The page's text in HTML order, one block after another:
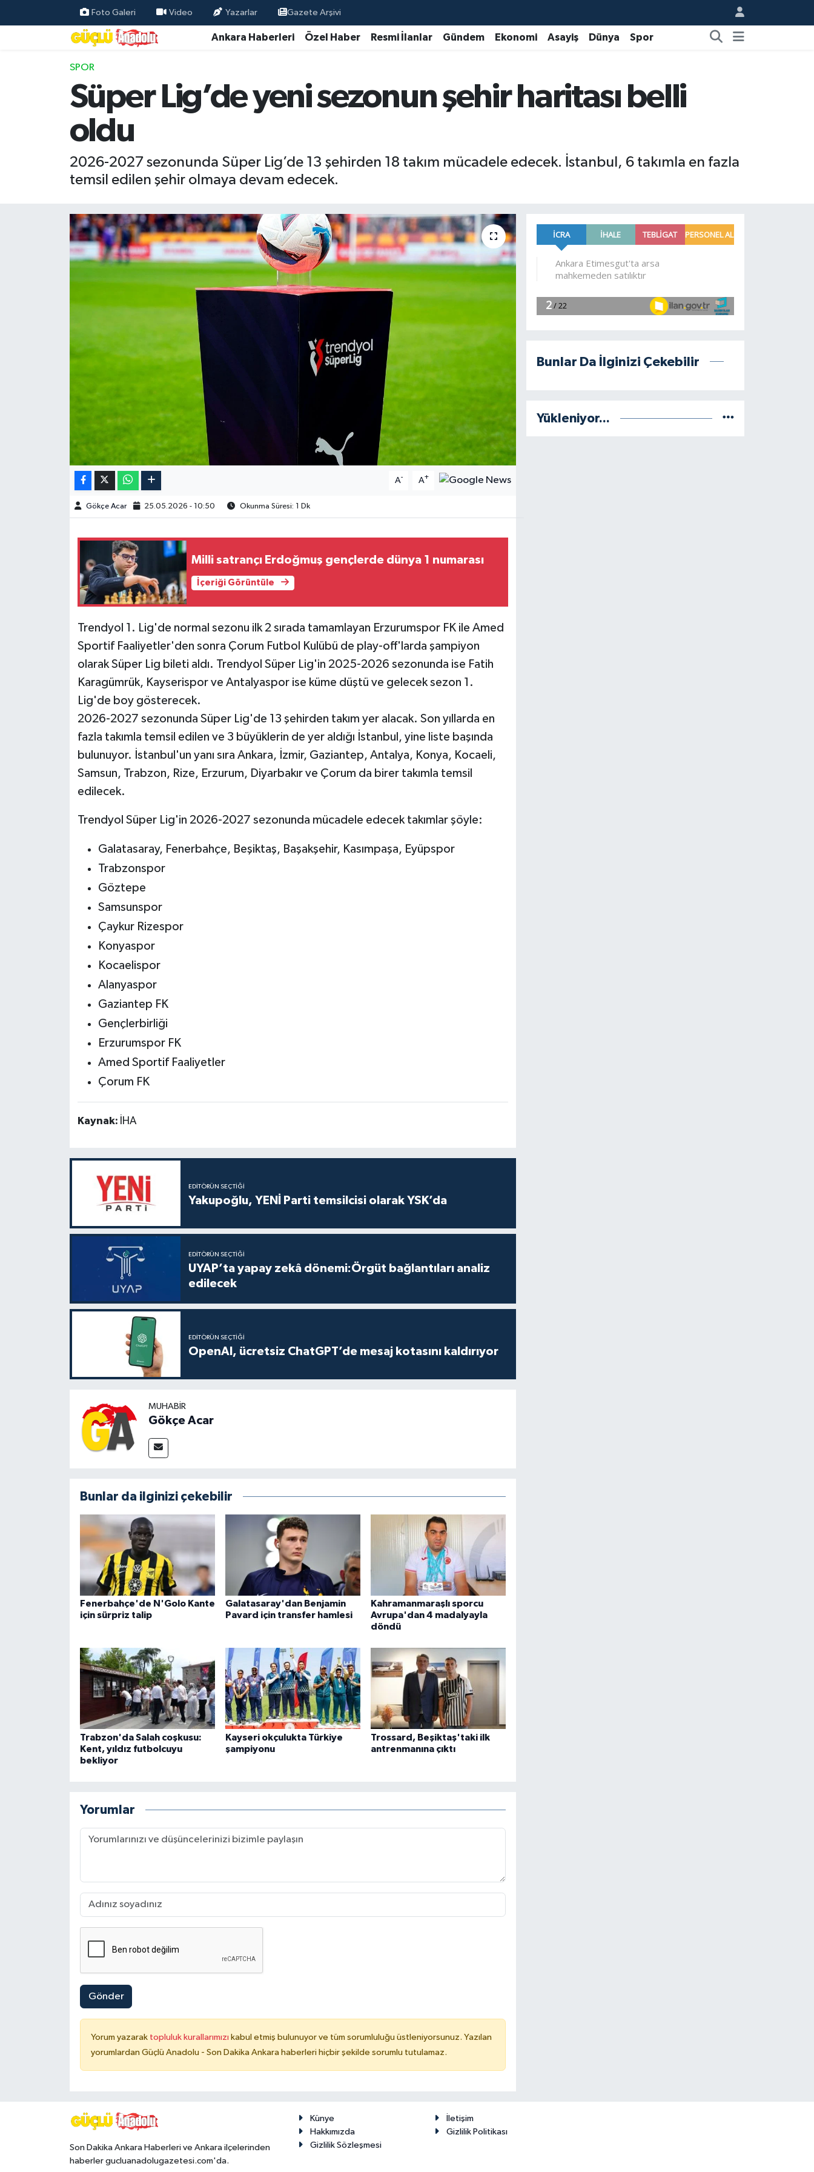
Foto Galeri Video Yazarlar Gazete Arşivi
Ankara Haberleri Özel Haber Resmi İlanlar Gündem Ekonomi Asayiş Dünya Spor
SPOR
Süper Lig’de yeni sezonun şehir haritası belli
oldu
2026-2027 sezonunda Süper Lig’de 13 şehirden 18 takım mücadele edecek. İstanbul, 6 takımla en fazla
temsil edilen şehir olmaya devam edecek.
A- A+
Gökçe Acar 25.05.2026 - 10:50 Okunma Süresi: 1 Dk
Milli satrançı Erdoğmuş gençlerde dünya 1 numarası
İçeriği Görüntüle
Trendyol 1. Lig'de normal sezonu ilk 2 sırada tamamlayan Erzurumspor FK ile Amed
Sportif Faaliyetler'den sonra Çorum Futbol Kulübü de play-off'larda şampiyon
olarak Süper Lig bileti aldı. Trendyol Süper Lig'in 2025-2026 sezonunda ise Fatih
Karagümrük, Kayserispor ve Antalyaspor ise küme düştü ve gelecek sezon 1.
Lig'de boy gösterecek.
2026-2027 sezonunda Süper Lig'de 13 şehirden takım yer alacak. Son yıllarda en
fazla takımla temsil edilen ve 3 büyüklerin de yer aldığı İstanbul, yine liste başında
bulunuyor. İstanbul'un yanı sıra Ankara, İzmir, Gaziantep, Antalya, Konya, Kocaeli,
Samsun, Trabzon, Rize, Erzurum, Diyarbakır ve Çorum da birer takımla temsil
edilecek.
Trendyol Süper Lig'in 2026-2027 sezonunda mücadele edecek takımlar şöyle:
Galatasaray, Fenerbahçe, Beşiktaş, Başakşehir, Kasımpaşa, Eyüpspor
Trabzonspor
Göztepe
Samsunspor
Çaykur Rizespor
Konyaspor
Kocaelispor
Alanyaspor
Gaziantep FK
Gençlerbirliği
Erzurumspor FK
Amed Sportif Faaliyetler
Çorum FK
Kaynak: İHA
EDITÖRÜN SEÇTIĞI
Yakupoğlu, YENİ Parti temsilcisi olarak YSK’da
EDITÖRÜN SEÇTIĞI
UYAP’ta yapay zekâ dönemi:Örgüt bağlantıları analiz
edilecek
EDITÖRÜN SEÇTIĞI
OpenAI, ücretsiz ChatGPT’de mesaj kotasını kaldırıyor
MUHABIR
Gökçe Acar
Bunlar da ilginizi çekebilir
Fenerbahçe'de N'Golo Kante
için sürpriz talip
Galatasaray'dan Benjamin
Pavard için transfer hamlesi
Kahramanmaraşlı sporcu
Avrupa'dan 4 madalyayla
döndü
Trabzon'da Salah coşkusu:
Kent, yıldız futbolcuyu
bekliyor
Kayseri okçulukta Türkiye
şampiyonu
Trossard, Beşiktaş'taki ilk
antrenmanına çıktı
Yorumlar
Gönder
Yorum yazarak topluluk kurallarımızı kabul etmiş bulunuyor ve tüm sorumluluğu üstleniyorsunuz. Yazılan
yorumlardan Güçlü Anadolu - Son Dakika Ankara haberleri hiçbir şekilde sorumlu tutulamaz.
Bunlar Da İlginizi Çekebilir
Yükleniyor...
Son Dakika Ankara Haberleri ve Ankara ilçelerinden
haberler gucluanadolugazetesi.com'da.
Künye
İletişim
Hakkımızda
Gizlilik Politikası
Gizlilik Sözleşmesi
Özel Haber
Resmi İlanlar
Ekonomi
Gündem
Magazin
Kim kimdir?
Kültür Sanat
Televizyon
Yaşam-Çevre